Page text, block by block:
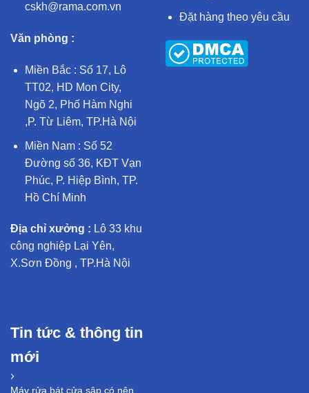
cskh@rama.com.vn
Văn phòng :
Miền Bắc : Số 17, Lô
TT02, HD Mon City,
Ngõ 2, Phố Hàm Nghi
,P. Từ Liêm, TP.Hà Nội
Miền Nam : Số 52
Đường số 36, KĐT Vạn
Phúc, P. Hiệp Bình, TP.
Hồ Chí Minh
Địa chỉ xưởng : Lô 33 khu
công nghiệp Lại Yên,
X.Sơn Đồng , TP.Hà Nội
Đặt hàng theo yêu cầu
Tin tức & thông tin
mới
Máy rửa bát cửa sập có nên